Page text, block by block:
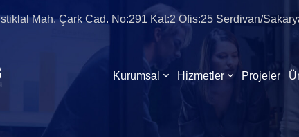
İstiklal Mah. Çark Cad. No:291 Kat:2 Ofis:25 Serdivan/
Kurumsal Hizmetler Projeler